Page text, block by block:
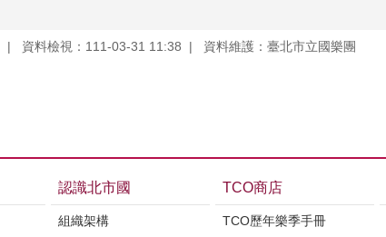
資料檢視：111-03-31 11:38 資料維護：臺北市立國樂團
認識北市國
組織架構
TCO商店
TCO歷年樂季手冊